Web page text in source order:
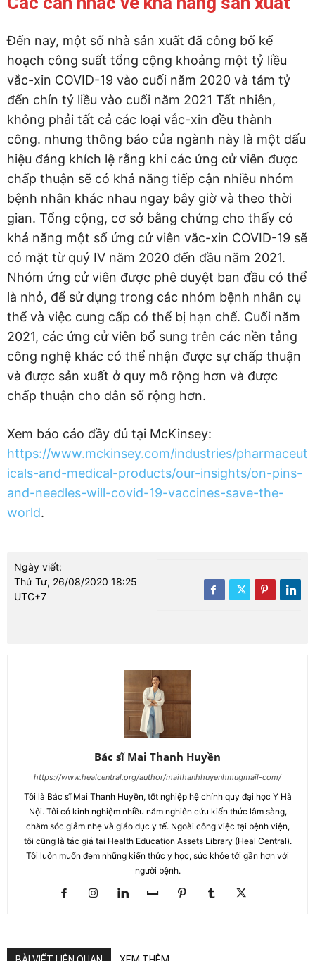
Đến nay, một số nhà sản xuất đã công bố kế
hoạch công suất tổng cộng khoảng một tỷ liều
vắc-xin COVID-19 vào cuối năm 2020 và tám tỷ
đến chín tỷ liều vào cuối năm 2021 Tất nhiên,
không phải tất cả các loại vắc-xin đều thành
công. nhưng thông báo của ngành này là một dấu
hiệu đáng khích lệ rằng khi các ứng cử viên được
chấp thuận sẽ có khả năng tiếp cận nhiều nhóm
bệnh nhân khác nhau ngay bây giờ và theo thời
gian. Tổng cộng, cơ sở bằng chứng cho thấy có
khả năng một số ứng cử viên vắc-xin COVID-19 sẽ
có mặt từ quý IV năm 2020 đến đầu năm 2021.
Nhóm ứng cử viên được phê duyệt ban đầu có thể
là nhỏ, để sử dụng trong các nhóm bệnh nhân cụ
thể và việc cung cấp có thể bị hạn chế. Cuối năm
2021, các ứng cử viên bổ sung trên các nền tảng
công nghệ khác có thể nhận được sự chấp thuận
và được sản xuất ở quy mô rộng hơn và được
chấp thuận cho dân số rộng hơn.
Xem báo cáo đầy đủ tại McKinsey:
https://www.mckinsey.com/industries/pharmaceut
icals-and-medical-products/our-insights/on-pins-
and-needles-will-covid-19-vaccines-save-the-
world.
Ngày viết:
Thứ Tư, 26/08/2020 18:25
UTC+7
Bác sĩ Mai Thanh Huyền
https://www.healcentral.org/author/maithanhhuyenhmugmail-com/
Tôi là Bác sĩ Mai Thanh Huyền, tốt nghiệp hệ chính quy đại học Y Hà
Nội. Tôi có kinh nghiệm nhiều năm nghiên cứu kiến thức lâm sàng,
chăm sóc giảm nhẹ và giáo dục y tế. Ngoài công việc tại bệnh viện,
tôi cũng là tác giả tại Health Education Assets Library (Heal Central).
Tôi luôn muốn đem những kiến thức y học, sức khỏe tới gần hơn với
người bệnh.